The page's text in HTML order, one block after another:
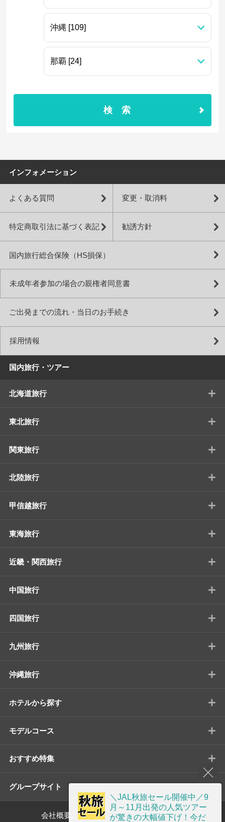
検索
インフォメーション
よくある質問 変更・取消料
特定商取引法に基づく表記 勧誘方針
国内旅行総合保険（HS損保）
未成年者参加の場合の親権者同意書
ご出発までの流れ・当日のお手続き
採用情報
国内旅行・ツアー
北海道旅行 +
東北旅行 +
関東旅行 +
北陸旅行 +
甲信越旅行 +
東海旅行 +
近畿・関西旅行 +
中国旅行 +
四国旅行 +
九州旅行 +
沖縄旅行 +
ホテルから探す +
モデルコース +
おすすめ特集 +
グループサイト +
会社概要 標識・約款
＼JAL秋旅セール開催中／9
月～11月出発の人気ツアー
が驚きの大幅値下げ！今だ